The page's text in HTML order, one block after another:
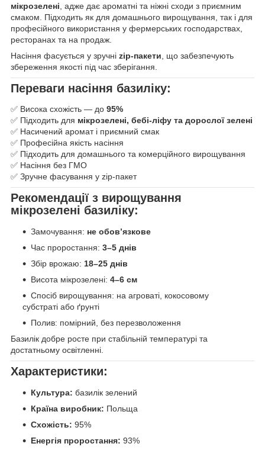
мікрозелені , адже дає ароматні та ніжні сходи з приємним
смаком. Підходить як для домашнього вирощування, так і для
професійного використання у фермерських господарствах,
ресторанах та на продаж.
Насіння фасується у зручні zip-пакети , що забезпечують
збереження якості під час зберігання.
Переваги насіння базиліку:
✅ Висока схожість — до 95%
✅ Підходить для мікрозелені, бебі-ліфу та дорослої зелені
✅ Насичений аромат і приємний смак
✅ Професійна якість насіння
✅ Підходить для домашнього та комерційного вирощування
✅ Насіння без ГМО
✅ Зручне фасування у zip-пакет
Рекомендації з вирощування
мікрозелені базиліку:
Замочування: не обов’язкове
Час проростання: 3–5 днів
Збір врожаю: 18–25 днів
Висота мікрозелені: 4–6 см
Спосіб вирощування: на агроваті, кокосовому
субстраті або ґрунті
Полив: помірний, без перезволоження
Базилік добре росте при стабільній температурі та
достатньому освітленні.
Характеристики:
Культура: базилік зелений
Країна виробник: Польща
Схожість: 95%
Енергія проростання: 93%